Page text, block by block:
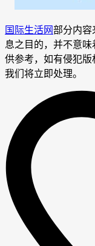
国际生活网部分内容
息之目的，并不意
供参考，如有侵犯版
我们将立即处理。